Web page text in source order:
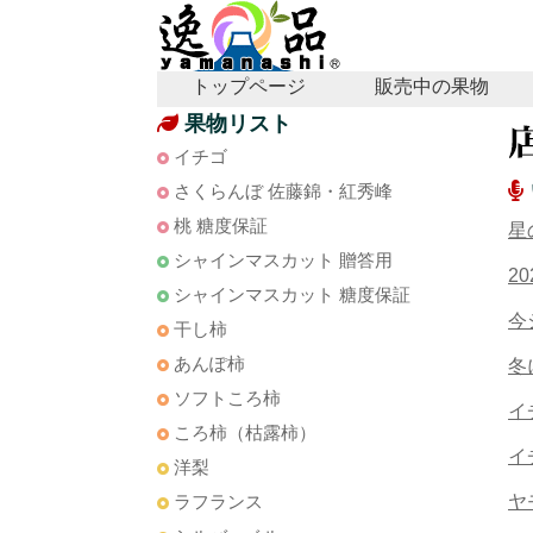
トップページ 販売中の果物
星
今
冬
イ
ヤ
果物リスト
イチゴ
さくらんぼ 佐藤錦・紅秀峰
桃 糖度保証
シャインマスカット 贈答用
シャインマスカット 糖度保証
干し柿
あんぽ柿
ソフトころ柿
ころ柿（枯露柿）
洋梨
ラフランス